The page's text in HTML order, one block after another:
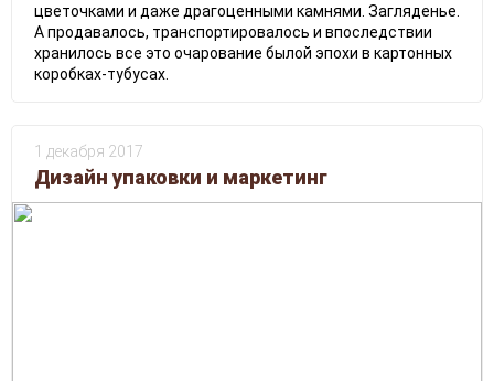
цветочками и даже драгоценными камнями. Загляденье.
А продавалось, транспортировалось и впоследствии
хранилось все это очарование былой эпохи в картонных
коробках-тубусах.
1 декабря 2017
Дизайн упаковки и маркетинг